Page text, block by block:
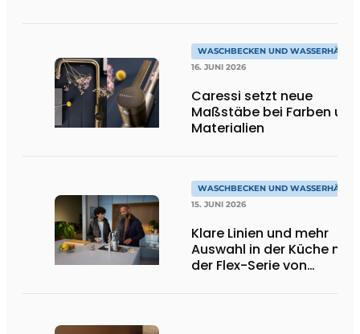
WASCHBECKEN UND WASSERHÄHNE
16. JUNI 2026
Caressi setzt neue
Maßstäbe bei Farben und
Materialien
WASCHBECKEN UND WASSERHÄHNE
15. JUNI 2026
Klare Linien und mehr
Auswahl in der Küche mit
der Flex-Serie von